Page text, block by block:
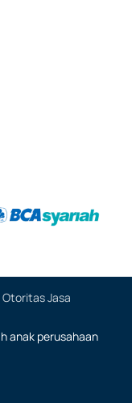
Otoritas Jasa
anak perusahaan